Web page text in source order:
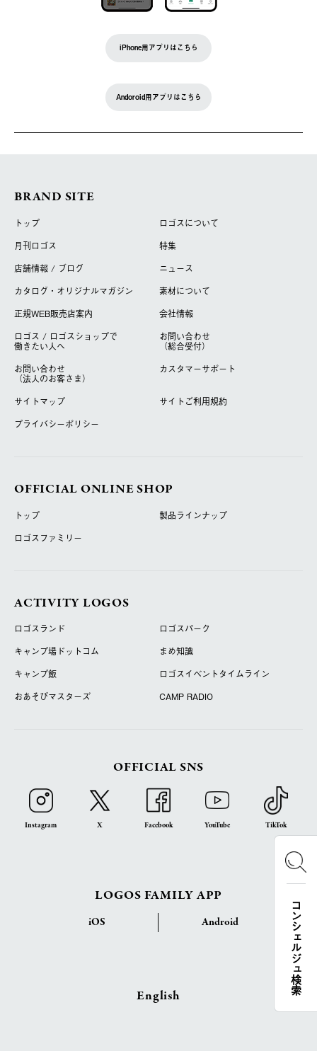
iPhone用アプリはこちら
Andoroid用アプリはこちら
コンシェルジュ検索
BRAND SITE
トップ
ロゴスについて
月刊ロゴス
特集
店舗情報 / ブログ
ニュース
カタログ・オリジナルマガジン
素材について
正規WEB販売店案内
会社情報
ロゴス / ロゴスショップで
働きたい人へ
お問い合わせ
（総合受付）
お問い合わせ
（法人のお客さま）
カスタマーサポート
サイトマップ
サイトご利用規約
プライバシーポリシー
OFFICIAL ONLINE SHOP
トップ
製品ラインナップ
ロゴスファミリー
ACTIVITY LOGOS
ロゴスランド
ロゴスパーク
キャンプ場ドットコム
まめ知識
キャンプ飯
ロゴスイベントタイムライン
おあそびマスターズ
CAMP RADIO
OFFICIAL SNS
Instagram X Facebook YouTube TikTok
LOGOS FAMILY APP
iOS Android
English